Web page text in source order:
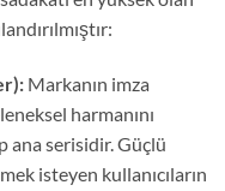
Markanın imza
harmanını
ana serisidir. Güçlü
isteyen kullanıcıların